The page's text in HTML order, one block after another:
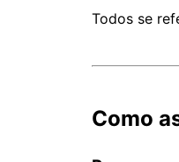
Todos se
Como